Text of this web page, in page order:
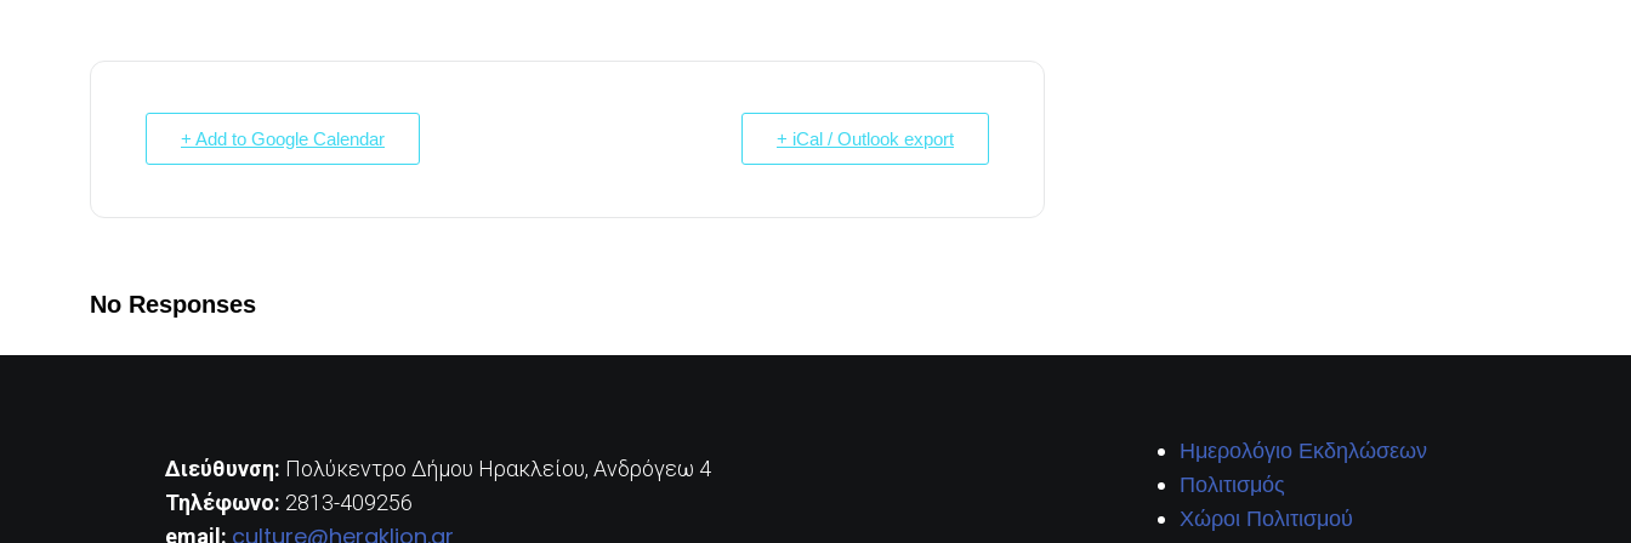
+ Add to Google Calendar + iCal / Outlook export
No Responses
Διεύθυνση: Πολύκεντρο Δήμου Ηρακλείου, Ανδρόγεω 4
Τηλέφωνο: 2813-409256
email: culture@heraklion.gr
Ημερολόγιο Εκδηλώσεων
Πολιτισμός
Χώροι Πολιτισμού